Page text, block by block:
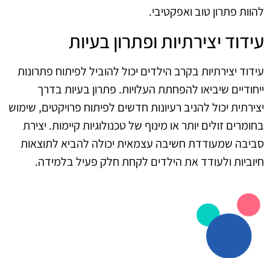
להוות פתרון טוב ואפקטיבי.
עידוד יצירתיות ופתרון בעיות
עידוד יצירתיות בקרב הילדים יכול להוביל לפיתוח פתרונות
ייחודיים שיביאו להפחתת העלויות. פתרון בעיות בדרך
יצירתית יכול להניב רעיונות חדשים לפיתוח פרויקטים, שימוש
בחומרים זולים יותר או מינוף של טכנולוגיות קיימות. יצירת
סביבה שמעודדת חשיבה עצמאית יכולה להביא לתוצאות
חיוביות ולעודד את הילדים לקחת חלק פעיל בלמידה.